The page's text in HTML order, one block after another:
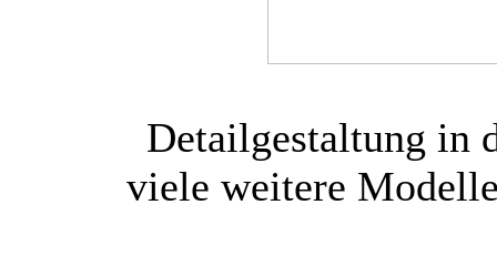
Detailgestaltung in
viele weitere